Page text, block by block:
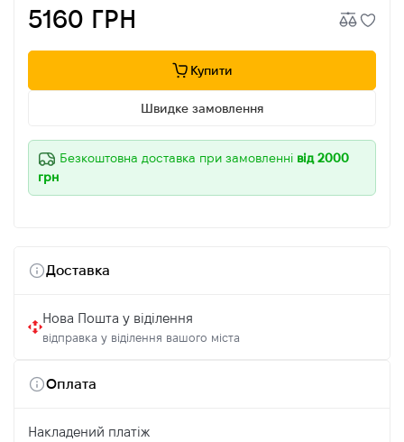
5160 ГРН
Купити
Швидке замовлення
Безкоштовна доставка при замовленні від 2000
грн
Доставка
Нова Пошта у віділення
відправка у віділення вашого міста
Оплата
Накладений платіж